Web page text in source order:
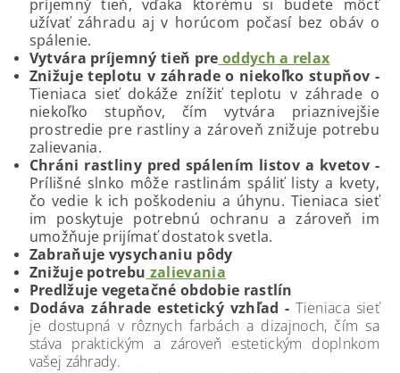
príjemný tieň, vďaka ktorému si budete môcť
užívať záhradu aj v horúcom počasí bez obáv o
spálenie.
Vytvára príjemný tieň pre oddych a relax
Znižuje teplotu v záhrade o niekoľko stupňov -
Tieniaca sieť dokáže znížiť teplotu v záhrade o
niekoľko stupňov, čím vytvára priaznivejšie
prostredie pre rastliny a zároveň znižuje potrebu
zalievania.
Chráni rastliny pred spálením listov a kvetov -
Prílišné slnko môže rastlinám spáliť listy a kvety,
čo vedie k ich poškodeniu a úhynu. Tieniaca sieť
im poskytuje potrebnú ochranu a zároveň im
umožňuje prijímať dostatok svetla.
Zabraňuje vysychaniu pôdy
Znižuje potrebu zalievania
Predlžuje vegetačné obdobie rastlín
Dodáva záhrade estetický vzhľad - Tieniaca sieť
je dostupná v rôznych farbách a dizajnoch, čím sa
stáva praktickým a zároveň estetickým doplnkom
vašej záhrady.